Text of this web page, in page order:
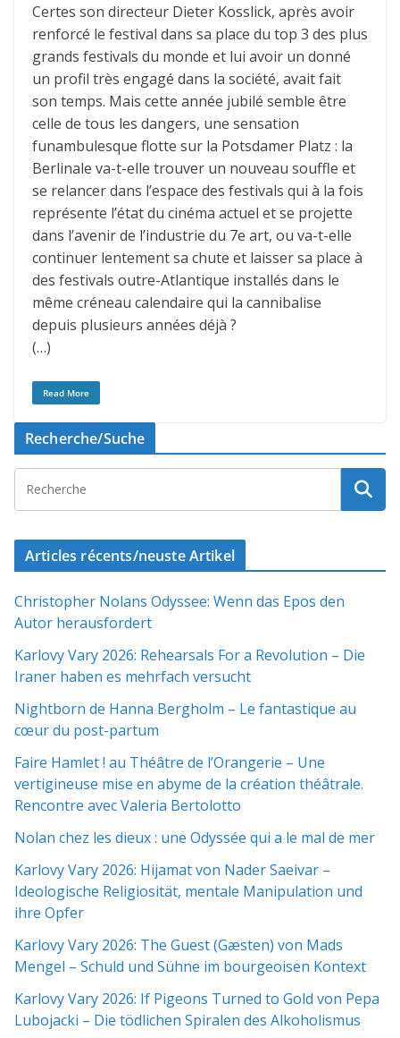
Certes son directeur Dieter Kosslick, après avoir
renforcé le festival dans sa place du top 3 des plus
grands festivals du monde et lui avoir un donné
un profil très engagé dans la société, avait fait
son temps. Mais cette année jubilé semble être
celle de tous les dangers, une sensation
funambulesque flotte sur la Potsdamer Platz : la
Berlinale va-t-elle trouver un nouveau souffle et
se relancer dans l’espace des festivals qui à la fois
représente l’état du cinéma actuel et se projette
dans l’avenir de l’industrie du 7e art, ou va-t-elle
continuer lentement sa chute et laisser sa place à
des festivals outre-Atlantique installés dans le
même créneau calendaire qui la cannibalise
depuis plusieurs années déjà ?
(…)
Read More
Recherche/Suche
Articles récents/neuste Artikel
Christopher Nolans Odyssee: Wenn das Epos den
Autor herausfordert
Karlovy Vary 2026: Rehearsals For a Revolution – Die
Iraner haben es mehrfach versucht
Nightborn de Hanna Bergholm – Le fantastique au
cœur du post-partum
Faire Hamlet ! au Théâtre de l’Orangerie – Une
vertigineuse mise en abyme de la création théâtrale.
Rencontre avec Valeria Bertolotto
Nolan chez les dieux : une Odyssée qui a le mal de mer
Karlovy Vary 2026: Hijamat von Nader Saeivar​​ –
Ideologische Religiosität, mentale Manipulation und
ihre Opfer
Karlovy Vary 2026: The Guest (Gæsten) von Mads
Mengel – Schuld und Sühne im bourgeoisen Kontext
Karlovy Vary 2026: If Pigeons Turned to Gold von Pepa
Lubojacki – Die tödlichen Spiralen des Alkoholismus